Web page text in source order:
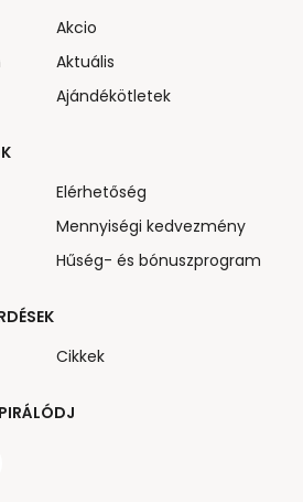
Akcio
Aktuális
Ajándékötletek
Elérhetőség
Mennyiségi kedvezmény
Hűség- és bónuszprogram
Cikkek